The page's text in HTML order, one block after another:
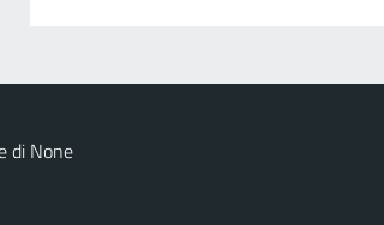
di None